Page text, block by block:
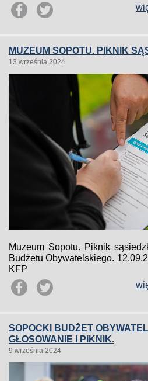
MUZEUM SOPOTU. PIKNIK
13 września 2024
Muzeum Sopotu. Piknik
Budżetu Obywatelskiego.
KFP
SOPOCKI BUDŻET
GŁOSOWANIE I PIKNIK.
9 września 2024